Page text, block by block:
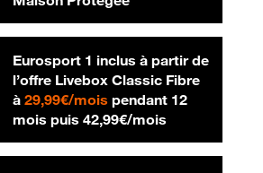
Eurosport 1 inclus à partir de
l’offre Livebox Classic Fibre
à 29,99€/mois29,99 € par mois
pendant 12
mois puis 42,99€/mois42,99 € par